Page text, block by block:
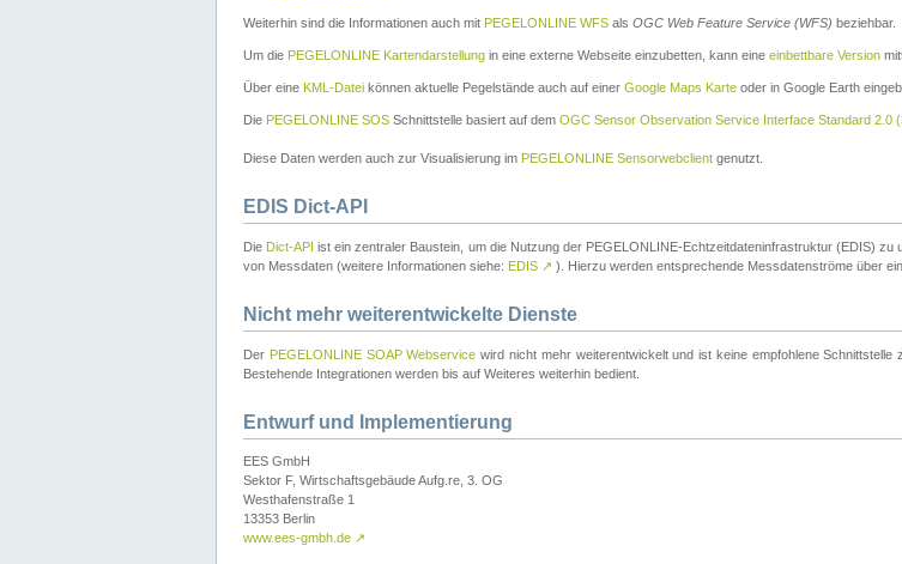
Weiterhin sind die Informationen auch mit PEGELONLINE WFS als OGC Web Feature Service (WFS) beziehbar.
Um die PEGELONLINE Kartendarstellung in eine externe Webseite einzubetten, kann eine einbettbare Version
Über eine KML-Datei können aktuelle Pegelstände auch auf einer Google Maps Karte oder in Google Earth
Die PEGELONLINE SOS Schnittstelle basiert auf dem OGC Sensor Observation Service Interface Standard 2.0
Diese Daten werden auch zur Visualisierung im PEGELONLINE Sensorwebclient genutzt.
EDIS Dict-API
Die Dict-API ist ein zentraler Baustein, um die Nutzung der PEGELONLINE-Echtzeitdateninfrastruktur (EDIS)
von Messdaten (weitere Informationen siehe: EDIS ↗ ). Hierzu werden entsprechende Messdatenströme über
Nicht mehr weiterentwickelte Dienste
Der PEGELONLINE SOAP Webservice wird nicht mehr weiterentwickelt und ist keine empfohlene
Bestehende Integrationen werden bis auf Weiteres weiterhin bedient.
Entwurf und Implementierung
EES GmbH
Sektor F, Wirtschaftsgebäude Aufg.re, 3. OG
Westhafenstraße 1
13353 Berlin
www.ees-gmbh.de ↗